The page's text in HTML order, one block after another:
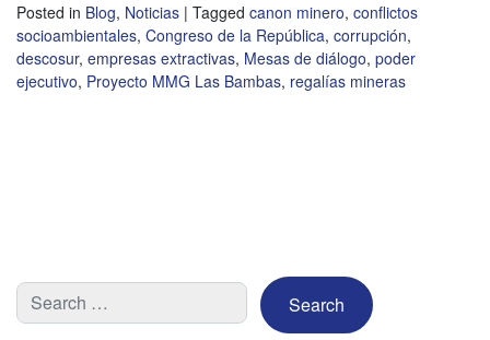
Posted in Blog, Noticias | Tagged canon minero, conflictos
socioambientales, Congreso de la República, corrupción,
descosur, empresas extractivas, Mesas de diálogo, poder
ejecutivo, Proyecto MMG Las Bambas, regalías mineras